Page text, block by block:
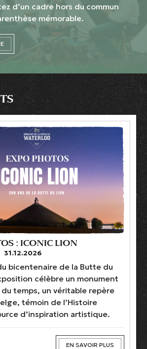
d’un cadre hors du commun
mémorable.
: ICONIC LION
31.12.2026
bicentenaire de la Butte du
célèbre un monument
temps, un véritable repère
témoin de l’Histoire
d’inspiration artistique.
EN SAVOIR PLUS